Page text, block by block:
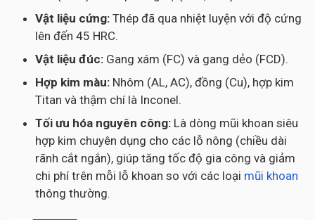
Vật liệu cứng: Thép đã qua nhiệt luyện với độ cứng
lên đến 45 HRC.
Vật liệu đúc: Gang xám (FC) và gang dẻo (FCD).
Hợp kim màu: Nhôm (AL, AC), đồng (Cu), hợp kim
Titan và thậm chí là Inconel.
Tối ưu hóa nguyên công: Là dòng mũi khoan siêu
hợp kim chuyên dụng cho các lỗ nông (chiều dài
rãnh cắt ngắn), giúp tăng tốc độ gia công và giảm
chi phí trên mỗi lỗ khoan so với các loại mũi khoan
thông thường.